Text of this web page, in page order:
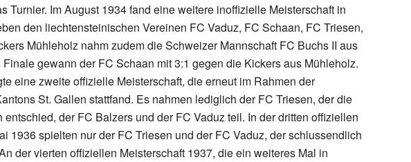
Turnier. Im August 1934 fand eine weitere inoffizielle Meisterschaft in
den liechtensteinischen Vereinen FC Vaduz, FC Schaan, FC Triesen,
Mühleholz nahm zudem die Schweizer Mannschaft FC Buchs II aus
Finale gewann der FC Schaan mit 3:1 gegen die Kickers aus Mühleholz.
eine zweite offizielle Meisterschaft, die erneut im Rahmen der
St. Gallen stattfand. Es nahmen lediglich der FC Triesen, der die
entschied, der FC Balzers und der FC Vaduz teil. In der dritten offiziellen
1936 spielten nur der FC Triesen und der FC Vaduz, der schlussendlich
der vierten offiziellen Meisterschaft 1937, die ein weiteres Mal in